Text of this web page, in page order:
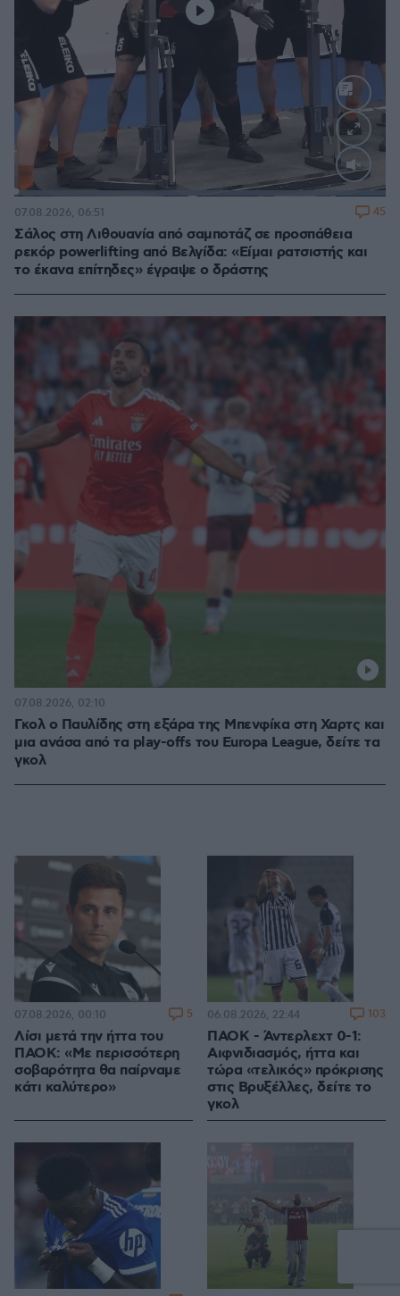
Loaded:
Σάλος στη Λιθουανία από σαμποτάζ σε προσπάθεια
ρεκόρ powerlifting από Βελγίδα: «Είμαι ρατσιστής και
το έκανα επίτηδες» έγραψε ο δράστης
07.08.2026, 06:51 45
Γκολ ο Παυλίδης στη εξάρα της Μπενφίκα στη Χαρτς και
μια ανάσα από τα play-offs του Europa League, δείτε τα
γκολ
07.08.2026, 02:10
Λίσι μετά την ήττα του
ΠΑΟΚ: «Με περισσότερη
σοβαρότητα θα παίρναμε
κάτι καλύτερο»
07.08.2026, 00:10 5
ΠΑΟΚ - Άντερλεχτ 0-1:
Αιφνιδιασμός, ήττα και
τώρα «τελικός» πρόκρισης
στις Βρυξέλλες, δείτε το
γκολ
06.08.2026, 22:44 103